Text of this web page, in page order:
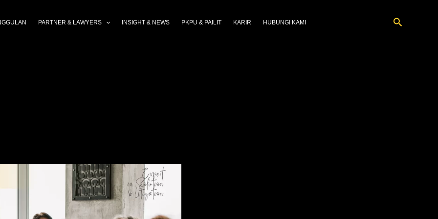
PARTNER & LAWYERS INSIGHT & NEWS PKPU & PAILIT KARIR HUBUNGI KAMI Cari